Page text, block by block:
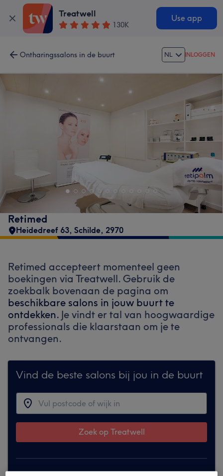
Treatwell
130K
Use app
Ontharingssalons in de buurt NL INLOGGEN
Retimed
Heidedreef 63, Schilde, 2970
Retimed accepteert momenteel geen
boekingen via Treatwell. Gebruik de
zoekbalk bovenaan de pagina om
beschikbare salons in jouw buurt te
ontdekken. Je vindt er tal van hoogwaardige
professionals die klaarstaan om je te
ontvangen.
Vind de beste salons bij jou in de buurt
Zoek op Treatwell